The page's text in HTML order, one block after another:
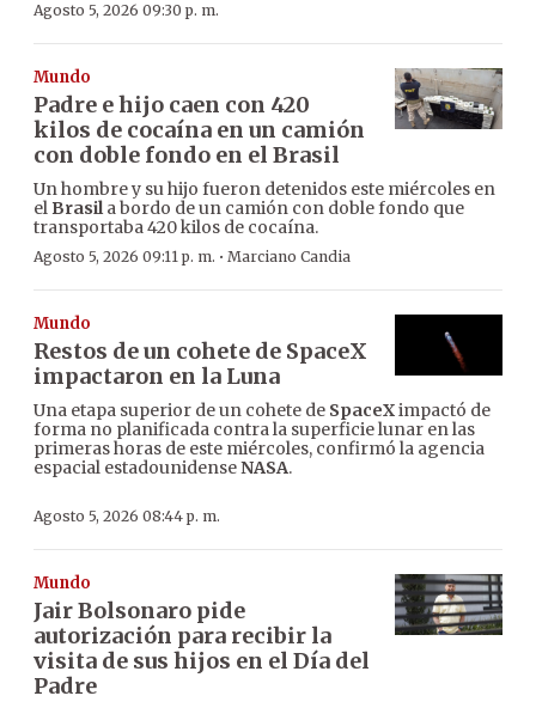
Agosto 5, 2026 09:30 p. m.
Mundo
Padre e hijo caen con 420
kilos de cocaína en un camión
con doble fondo en el Brasil
Un hombre y su hijo fueron detenidos este miércoles en
el Brasila bordo de un camión con doble fondo que
transportaba 420 kilos de cocaína.
Agosto 5, 2026 09:11 p. m. · Marciano Candia
Mundo
Restos de un cohete de SpaceX
impactaron en la Luna
Una etapa superior de un cohete de SpaceXimpactó de
forma no planificada contra la superficie lunar en las
primeras horas de este miércoles, confirmó la agencia
espacial estadounidenseNASA.
Agosto 5, 2026 08:44 p. m.
Mundo
Jair Bolsonaro pide
autorización para recibir la
visita de sus hijos en el Día del
Padre